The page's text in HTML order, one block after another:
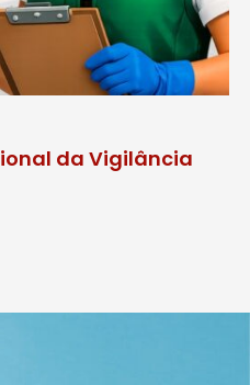
da Vigilância